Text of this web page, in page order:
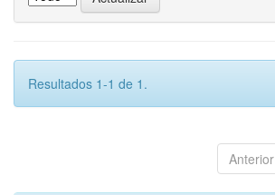
Resultados 1-1 de 1.
Anterior